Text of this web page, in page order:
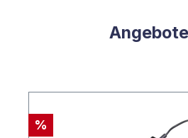
%